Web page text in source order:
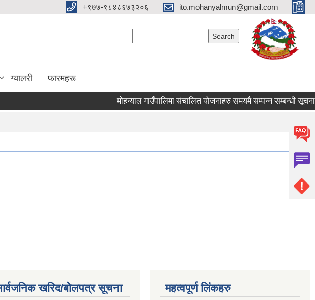
+९७७-९८४८६७३२०६ ito.mohanyalmun@gmail.com
ग्यालरी फारमहरू
मोहन्याल गाउँपालिमा संचालित योजनाहरु समयमै सम्पन्न सम्बन्धी सूचना
खरिद/बोलपत्र सूचना महत्वपूर्ण लिंकहरु